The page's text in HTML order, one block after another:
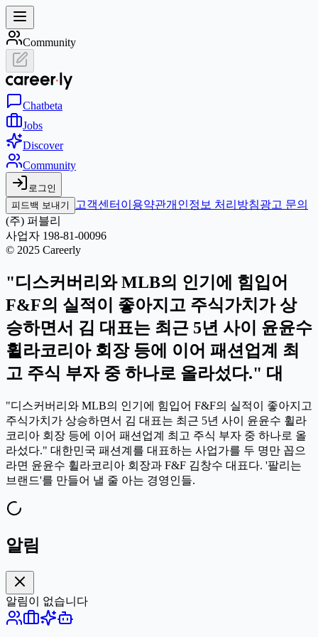
Community
Chatbeta
Jobs
Discover
Community
로그인
피드백 보내기
고객센터 이용약관개인정보 처리방침광고 문의
(주) 퍼블리
사업자 198-81-00096
© 2025 Careerly
"디스커버리와 MLB의 인기에 힘입어
F&F의 실적이 좋아지고 주식가치가 상
승하면서 김 대표는 최근 5년 사이 윤윤수
휠라코리아 회장 등에 이어 패션업계 최
고 주식 부자 중 하나로 올라섰다." 대
"디스커버리와 MLB의 인기에 힘입어 F&F의 실적이 좋아지고
주식가치가 상승하면서 김 대표는 최근 5년 사이 윤윤수 휠라
코리아 회장 등에 이어 패션업계 최고 주식 부자 중 하나로 올
라섰다." 대한민국 패션계를 대표하는 사업가를 두 명만 꼽으
라면 윤윤수 휠라코리아 회장과 F&F 김창수 대표다. '팔리는
브랜드'를 만들어 낼 줄 아는 경영인들.
알림
알림이 없습니다